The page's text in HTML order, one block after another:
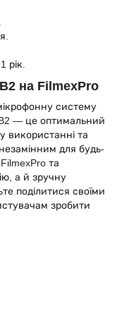
на FilmexPro
систему
— це оптимальний
використанні та
для будь-
та
а й зручну
поділитися своїми
зробити